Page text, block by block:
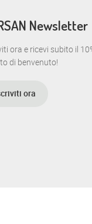
Newsletter
ora e ricevi subito il
di benvenuto!
ora